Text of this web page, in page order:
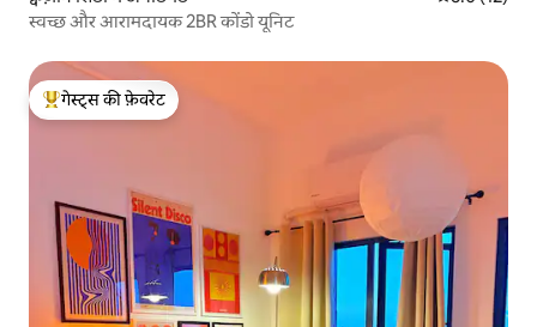
स्वच्छ और आरामदायक 2BR कोंडो यूनिट
गेस्ट्स का टॉप फ़ेवरेट
गेस्ट्स की फ़ेवरेट